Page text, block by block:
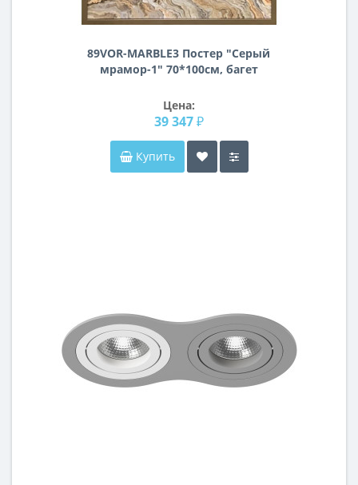
89VOR-MARBLE3 Постер "Серый
мрамор-1" 70*100см, багет
Цена:
39 347 ₽
Купить